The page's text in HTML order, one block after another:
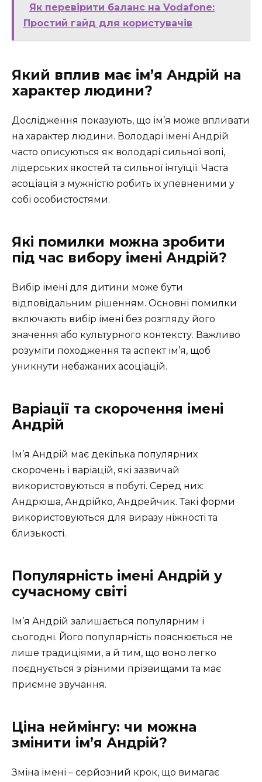
Як перевірити баланс на Vodafone:
Простий гайд для користувачів
Який вплив має ім’я Андрій на
характер людини?
Дослідження показують, що ім’я може впливати
на характер людини. Володарі імені Андрій
часто описуються як володарі сильної волі,
лідерських якостей та сильної інтуїції. Часта
асоціація з мужністю робить їх упевненими у
собі особистостями.
Які помилки можна зробити
під час вибору імені Андрій?
Вибір імені для дитини може бути
відповідальним рішенням. Основні помилки
включають вибір імені без розгляду його
значення або культурного контексту. Важливо
розуміти походження та аспект ім’я, щоб
уникнути небажаних асоціацій.
Варіації та скорочення імені
Андрій
Ім’я Андрій має декілька популярних
скорочень і варіацій, які зазвичай
використовуються в побуті. Серед них:
Андрюша, Андрійко, Андрейчик. Такі форми
використовуються для виразу ніжності та
близькості.
Популярність імені Андрій у
сучасному світі
Ім’я Андрій залишається популярним і
сьогодні. Його популярність пояснюється не
лише традиціями, а й тим, що воно легко
поєднується з різними прізвищами та має
приємне звучання.
Ціна неймінгу: чи можна
змінити ім’я Андрій?
Зміна імені – серйозний крок, що вимагає